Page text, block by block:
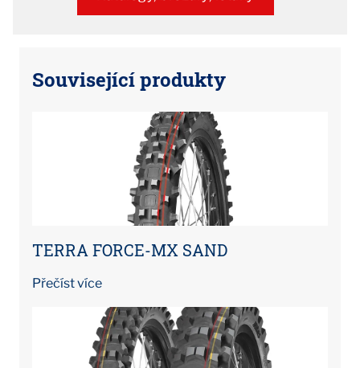
Související produkty
TERRA FORCE-MX SAND
Přečíst více